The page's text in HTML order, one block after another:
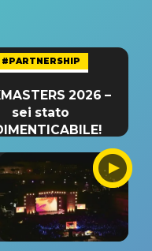
#PARTNERSHIP
2026 –
sei stato